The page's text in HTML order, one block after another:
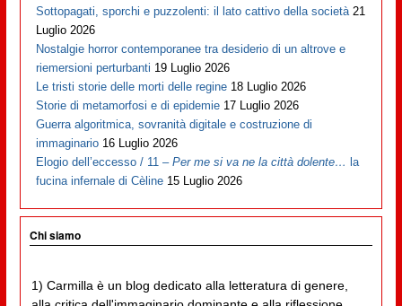
Sottopagati, sporchi e puzzolenti: il lato cattivo della società 21
Luglio 2026
Nostalgie horror contemporanee tra desiderio di un altrove e
riemersioni perturbanti 19 Luglio 2026
Le tristi storie delle morti delle regine 18 Luglio 2026
Storie di metamorfosi e di epidemie 17 Luglio 2026
Guerra algoritmica, sovranità digitale e costruzione di
immaginario 16 Luglio 2026
Elogio dell’eccesso / 11 –Per me si va ne la città dolente… la
fucina infernale di Cèline 15 Luglio 2026
Chi siamo
1) Carmilla è un blog dedicato alla letteratura di genere,